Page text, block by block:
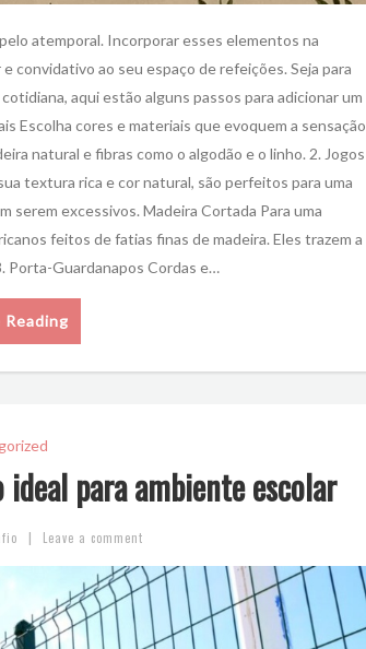
atemporal. Incorporar esses elementos na
convidativo ao seu espaço de refeições. Seja para
aqui estão alguns passos para adicionar um
Escolha cores e materiais que evoquem a sensação
natural e fibras como o algodão e o linho. 2. Jogos
textura rica e cor natural, são perfeitos para uma
serem excessivos. Madeira Cortada Para uma
feitos de fatias finas de madeira. Eles trazem a
Porta-Guardanapos Cordas e…
para ambiente escolar
| Leave a comment